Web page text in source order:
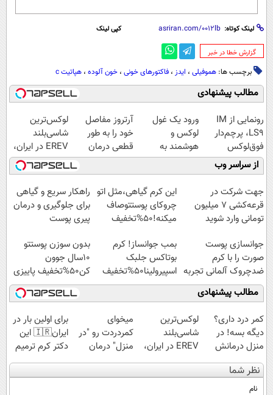
لینک کوتاه: کپی لینک
‌گزارش خطا در خبر
برچسب ها: هموفیلی ، ایدز ، فاکتورهای خونی ، خون آلوده ، هپاتیت c
مطالب پیشنهادی
رونمایی از IM
LS9، پرچم‌دار
فوق‌لوکس
EREV وارد بازار
ایران شد
ورود یک غول
لوکس و
هوشمند به
ایران، IM LS9
رسماً رونمایی
آرتروز مفاصل
خود را به طور
قطعی درمان
کنید!
◗پرسش‌نامه◖
لوکس‌ترین
شاسی‌بلند
EREV در ایران،
توسط نیکا موتور
رونمایی شد!
از سراسر وب
جهت شرکت در
قرعه‌کشی ۷ میلیون
تومانی وارد شوید
این کرم گیاهی،مثل اتو
چروکای پوستتوصاف
میکنه!50%تخفیف
راهکار سریع و گیاهی
برای جلوگیری و درمان
پیری پوست
جوانسازی پوست
صورت را با کرم
ضدچروک آلمانی تجربه
کنید!
بمب جوانساز! کرم
بوتاکس جلبک
اسپیرولینا50%تخفیف
بدون سوزن پوستتو
10سال جوون
کن50%تخفیف پاییزی
مطالب پیشنهادی
کمر درد داری؟
دیگه بسه! در
منزل درمانش
کن
(◀پرسش‌نامه)
لوکس‌ترین
شاسی‌بلند
EREV در ایران،
توسط نیکا موتور
رونمایی شد!
میخوای
کمردردت رو "در
منزل" درمان
کنی؟ (◂فیلم +
◂پرسش‌نامه)
برای اولین بار در
ایران🇮🇷 این
دکتر کرم ترمیم
کننده 23 روزه
ساخت!
نظر شما
نام